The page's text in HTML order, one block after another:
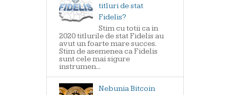
titluri de stat
Fidelis?
Stim cu totii ca in
2020 titlurile de stat Fidelis au
avut un foarte mare succes.
Stim de asemenea ca Fidelis
sunt cele mai sigure
instrumen...
Nebunia Bitcoin